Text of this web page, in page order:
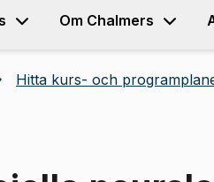
Om Chalmers
Hitta kurs- och